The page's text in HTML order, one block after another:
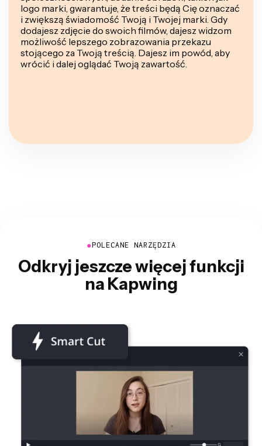
logo marki, gwarantuje, że treści będą Cię oznaczać
i zwiększą świadomość Twoją i Twojej marki. Gdy
dodajesz zdjęcie do swoich filmów, dajesz widzom
możliwość lepszego zobrazowania przekazu
stojącego za Twoją treścią. Dajesz im powód, aby
wrócić i dalej oglądać Twoją zawartość.
●POLECANE NARZĘDZIA
Odkryj jeszcze więcej funkcji
na Kapwing